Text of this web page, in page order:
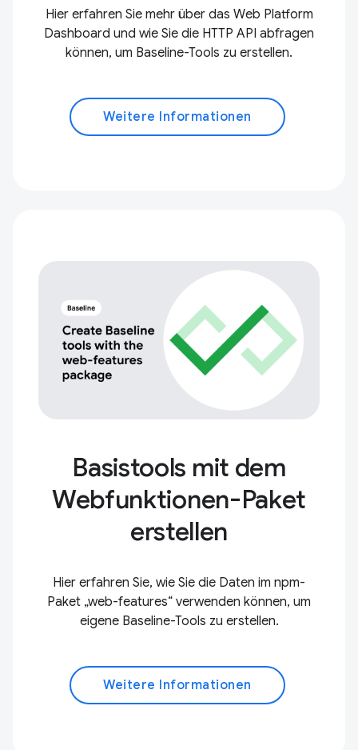
Hier erfahren Sie mehr über das Web Platform
Dashboard und wie Sie die HTTP API abfragen
können, um Baseline-Tools zu erstellen.
Weitere Informationen
Basistools mit dem
Webfunktionen-Paket
erstellen
Hier erfahren Sie, wie Sie die Daten im npm-
Paket „web-features“ verwenden können, um
eigene Baseline-Tools zu erstellen.
Weitere Informationen